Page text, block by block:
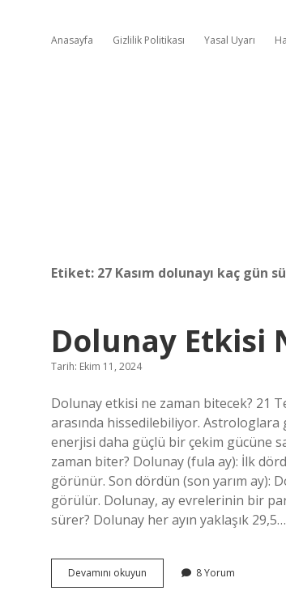
Anasayfa Gizlilik Politikası Yasal Uyarı
Etiket: 27 Kasım dolunayı kaç gün
Dolunay Etkisi
Tarih: Ekim 11, 2024
Dolunay etkisi ne zaman bitecek? 21
arasında hissedilebiliyor.
enerjisi daha güçlü bir çekim gücüne
zaman biter? Dolunay (fula ay): İlk
görünür. Son dördün (son yarım ay):
görülür. Dolunay, ay evrelerinin bir
sürer? Dolunay her ayın yaklaşık 29,5…
Devamını okuyun Dolunay
Etkisi
8 Yorum